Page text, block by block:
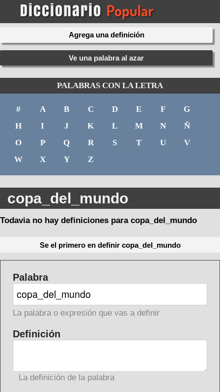
Agrega una definición
Ve una palabra al azar
PALABRAS CON LA LETRA
# A B C D E F
G
H
I J K L M N
Ñ
O
P Q R S T U
V
W
X Y Z
copa_del_mundo
Todavia no hay definiciones para copa_del_mundo
Se el primero en definir copa_del_mundo
Palabra
La palabra o expresión que vas a definir
Definición
La definición de la palabra